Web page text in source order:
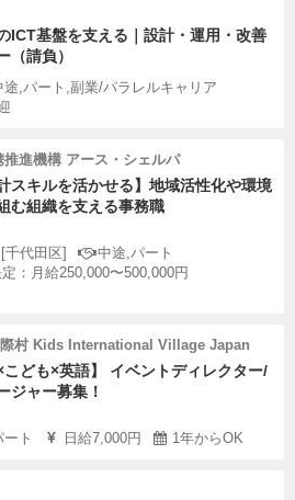
ICT基盤を支える｜設計・運用・改善
（請負）
途,パート,副業/パラレルキャリア
推進機構 アース・シェルパ
スキルを活かせる】地域活性化や環境
む組織を支える事務職
千代田区]
中途,パート
：月給250,000〜500,000円
際村 Kids International Village Japan
こども×英語】 イベントディレクター/
ジャー募集！
ート 日給7,000円 1年からOK